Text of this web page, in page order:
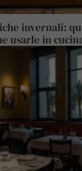
invernali:
usarle in